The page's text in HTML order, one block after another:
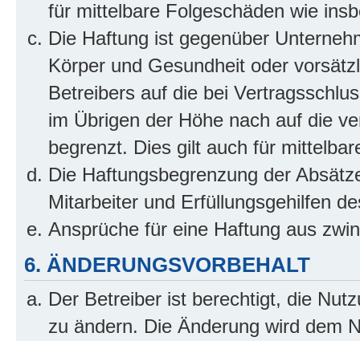
für mittelbare Folgeschäden wie
Die Haftung ist gegenüber
Körper und Gesundheit oder
Betreibers auf die bei
im Übrigen der Höhe nach auf die
begrenzt. Dies gilt auch für
Die Haftungsbegrenzung der
Mitarbeiter und Erfüllungsgehilfen
Ansprüche für eine Haftung aus
6. ÄNDERUNGSVORBEHALT
Der Betreiber ist berechtigt, die
zu ändern. Die Änderung wird dem